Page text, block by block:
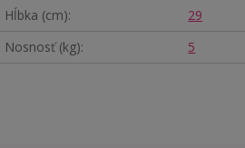
Hĺbka (cm)
29
Nosnosť (kg)
5